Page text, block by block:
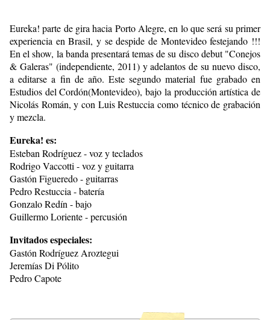
Eureka! parte de gira hacia Porto Alegre, en lo que será su primer
experiencia en Brasil, y se despide de Montevideo festejando !!!
En el show, la banda presentará temas de su disco debut "Conejos
& Galeras" (independiente, 2011) y adelantos de su nuevo disco,
a editarse a fin de año. Este segundo material fue grabado en
Estudios del Cordón(Montevideo), bajo la producción artística de
Nicolás Román, y con Luis Restuccia como técnico de grabación
y mezcla.
Eureka! es:
Esteban Rodríguez - voz y teclados
Rodrigo Vaccotti - voz y guitarra
Gastón Figueredo - guitarras
Pedro Restuccia - batería
Gonzalo Redín - bajo
Guillermo Loriente - percusión
Invitados especiales:
Gastón Rodríguez Aroztegui
Jeremías Di Pólito
Pedro Capote